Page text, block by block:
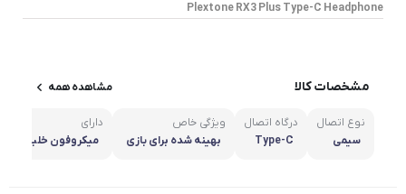
Plextone RX3 Plus Type-C Headphone
مشخصات کالا مشاهده همه
نوع اتصال
سیمی
درگاه اتصال
Type-C
ویژگی خاص
بهینه شده برای بازی
دارای
میکروفون خلبانی ضد